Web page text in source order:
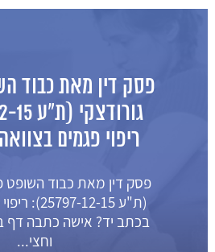
פסק דין מאת כבוד
ריפוי פגמים
פסק דין מאת כבוד השופט
(ת"ע 25797-
בכתב יד? אישה כתבה
וחצי...